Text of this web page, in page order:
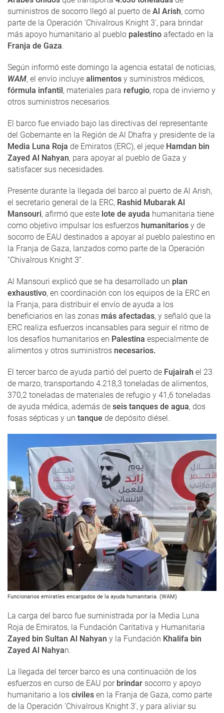
suministros de socorro llegó al puerto de Al Arish, como
parte de la Operación 'Chivalrous Knight 3', para brindar
más apoyo humanitario al pueblo palestino afectado en la
Franja de Gaza.
Según informó este domingo la agencia estatal de noticias,
WAM, el envío incluye alimentos y suministros médicos,
fórmula infantil, materiales para refugio, ropa de invierno y
otros suministros necesarios.
El barco fue enviado bajo las directivas del representante
del Gobernante en la Región de Al Dhafra y presidente de la
Media Luna Roja de Emiratos (ERC), el jeque Hamdan bin
Zayed Al Nahyan, para apoyar al pueblo de Gaza y
satisfacer sus necesidades.
Presente durante la llegada del barco al puerto de Al Arish,
el secretario general de la ERC, Rashid Mubarak Al
Mansouri, afirmó que este lote de ayuda humanitaria tiene
como objetivo impulsar los esfuerzos humanitarios y de
socorro de EAU destinados a apoyar al pueblo palestino en
la Franja de Gaza, lanzados como parte de la Operación
“Chivalrous Knight 3”.
Al Mansouri explicó que se ha desarrollado un plan
exhaustivo, en coordinación con los equipos de la ERC en
la Franja, para distribuir el envío de ayuda a los
beneficiarios en las zonas más afectadas, y señaló que la
ERC realiza esfuerzos incansables para seguir el ritmo de
los desafíos humanitarios en Palestina especialmente de
alimentos y otros suministros necesarios.
El tercer barco de ayuda partió del puerto de Fujairah el 23
de marzo, transportando 4.218,3 toneladas de alimentos,
370,2 toneladas de materiales de refugio y 41,6 toneladas
de ayuda médica, además de seis tanques de agua, dos
fosas sépticas y un tanque de depósito diésel.
Funcionarios emiratíes encargados de la ayuda humanitaria. (WAM)
La carga del barco fue suministrada por la Media Luna
Roja de Emiratos, la Fundación Caritativa y Humanitaria
Zayed bin Sultan Al Nahyan y la Fundación Khalifa bin
Zayed Al Nahyan.
La llegada del tercer barco es una continuación de los
esfuerzos en curso de EAU por brindar socorro y apoyo
humanitario a los civiles en la Franja de Gaza, como parte
de la Operación 'Chivalrous Knight 3', y para aliviar su